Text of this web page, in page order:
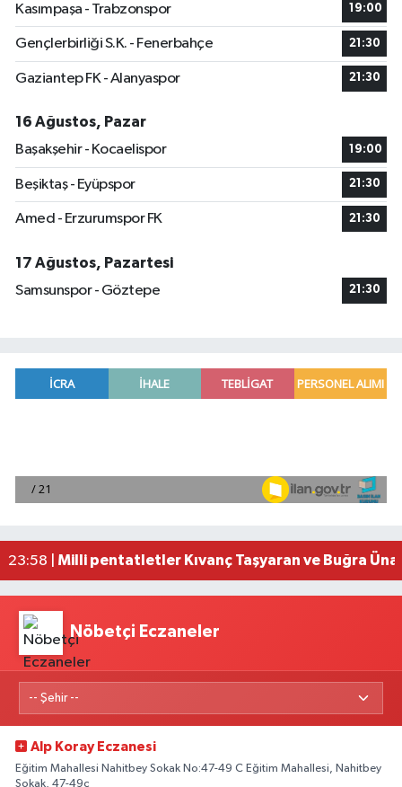
Kasımpaşa - Trabzonspor 19:00
Gençlerbirliği S.K. - Fenerbahçe 21:30
Gaziantep FK - Alanyaspor 21:30
16 Ağustos, Pazar
Başakşehir - Kocaelispor
19:00
Beşiktaş - Eyüpspor 21:30
Amed - Erzurumspor FK 21:30
17 Ağustos, Pazartesi
Samsunspor - Göztepe
21:30
00:05 |
Adana'da silahlı saldırıda 3 kişi yaralandı
01:06 |
Adana'da helikopter destekli 'huzur ve güven'
Nöbetçi Eczaneler
Alp Koray Eczanesi
Eğitim Mahallesi Nahitbey Sokak No:47-49 C Eğitim Mahallesi, Nahitbey
Sokak, 47-49c